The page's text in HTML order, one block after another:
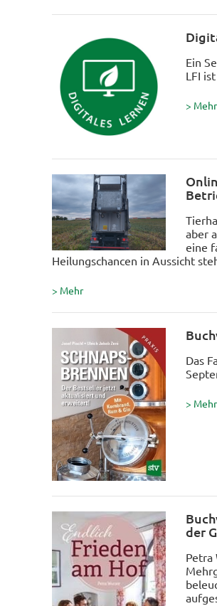
Ein
LFI
> Mehr
aber
eine
Heilungschancen in Aussicht
> Mehr
Das
> Mehr
der
Petra